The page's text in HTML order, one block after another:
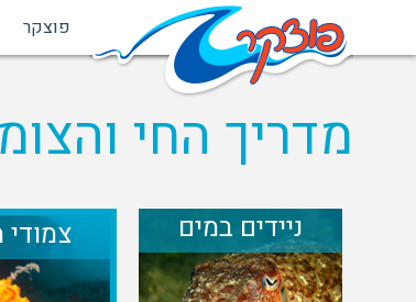
פוצקר
מדריך החי
ניידים במים